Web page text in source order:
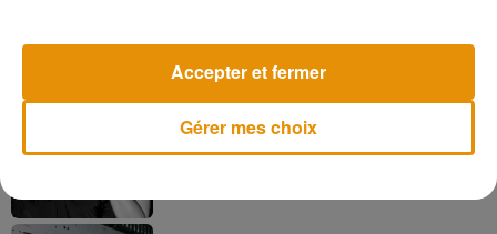
Musique
Madonna sort enfin le remix de « Love
Sensation » avec Kylie Minogue
Gérer mes choix
Accepter et fermer